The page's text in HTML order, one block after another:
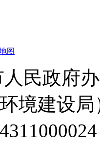
图
民政府
境建设局